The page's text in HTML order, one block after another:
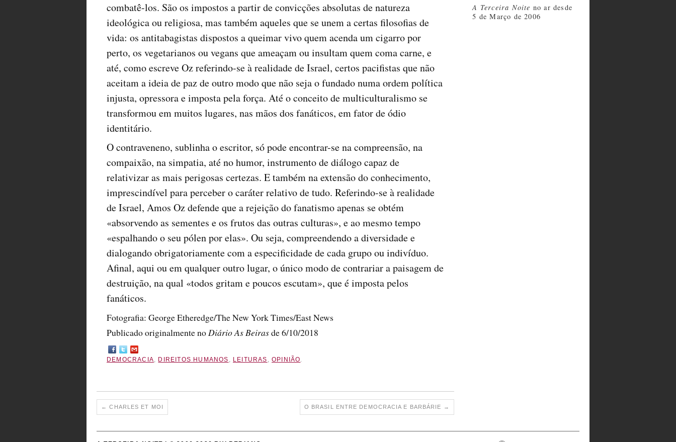
combatê-los. São os impostos a partir de convicções absolutas de natureza
ideológica ou religiosa, mas também aqueles que se unem a certas filosofias de
vida: os antitabagistas dispostos a queimar vivo quem acenda um cigarro por
perto, os vegetarianos ou vegans que ameaçam ou insultam quem coma carne, e
até, como escreve Oz referindo-se à realidade de Israel, certos pacifistas que não
aceitam a ideia de paz de outro modo que não seja o fundado numa ordem política
injusta, opressora e imposta pela força. Até o conceito de multiculturalismo se
transformou em muitos lugares, nas mãos dos fanáticos, em fator de ódio
identitário.
O contraveneno, sublinha o escritor, só pode encontrar-se na compreensão, na
compaixão, na simpatia, até no humor, instrumento de diálogo capaz de
relativizar as mais perigosas certezas. E também na extensão do conhecimento,
imprescindível para perceber o caráter relativo de tudo. Referindo-se à realidade
de Israel, Amos Oz defende que a rejeição do fanatismo apenas se obtém
«absorvendo as sementes e os frutos das outras culturas», e ao mesmo tempo
«espalhando o seu pólen por elas». Ou seja, compreendendo a diversidade e
dialogando obrigatoriamente com a especificidade de cada grupo ou indivíduo.
Afinal, aqui ou em qualquer outro lugar, o único modo de contrariar a paisagem de
destruição, na qual «todos gritam e poucos escutam», que é imposta pelos
fanáticos.
Fotografia: George Etheredge/The New York Times/East News
Publicado originalmente noDiário As Beirasde 6/10/2018
DEMOCRACIA, DIREITOS HUMANOS , LEITURAS ,OPINIÃO.
← CHARLES ET MOI O BRASIL ENTRE DEMOCRACIA E BARBÁRIE →
A Terceira Noite no ar desde
5 de Março de 2006